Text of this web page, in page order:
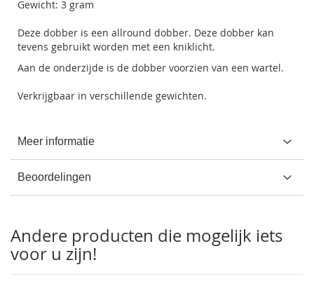
Gewicht: 3 gram
Deze dobber is een allround dobber. Deze dobber kan
tevens gebruikt worden met een kniklicht.
Aan de onderzijde is de dobber voorzien van een wartel.
Verkrijgbaar in verschillende gewichten.
Meer informatie
Beoordelingen
Andere producten die mogelijk iets
voor u zijn!